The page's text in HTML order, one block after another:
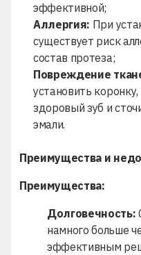
эффективной;
Аллергия: При
существует риск
состав протеза;
Повреждение
установить
здоровый зуб и
эмали.
Преимущества и
Преимущества:
Долговечность:
намного больше
эффективным